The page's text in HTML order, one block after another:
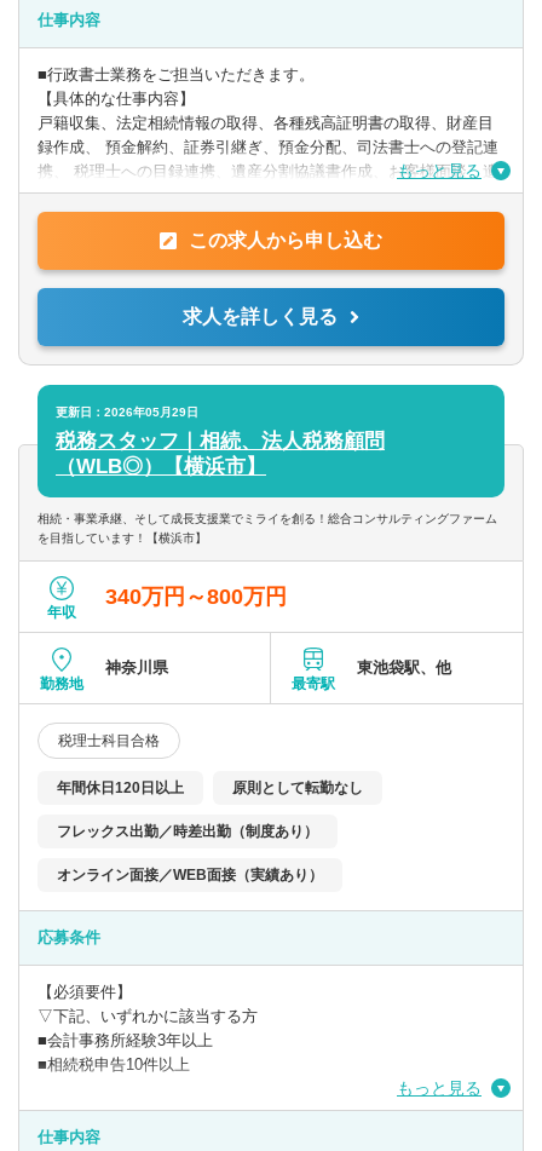
仕事内容
■行政書士業務をご担当いただきます。
【具体的な仕事内容】
戸籍収集、法定相続情報の取得、各種残高証明書の取得、財産目
録作成、 預金解約、証券引継ぎ、預金分配、司法書士への登記連
携、 税理士への目録連携、遺産分割協議書作成、お客様面談、遺
言作成、 遺言執行、遺産整理業務、（車両の名義変更）
変更の範囲：当社業務全般
もっと見る
この求人から申し込む
求人を詳しく見る
更新日：2026年05月29日
税務スタッフ｜相続、法人税務顧問
（WLB◎）【横浜市】
相続・事業承継、そして成長支援業でミライを創る！総合コンサルティングファーム
を目指しています！【横浜市】
年収
340万円～800万円
勤務地
神奈川県
最寄駅
東池袋駅、他
税理士科目合格
年間休日120日以上 原則として転勤なし
フレックス出勤／時差出勤（制度あり）
オンライン面接／WEB面接（実績あり）
応募条件
【必須要件】
▽下記、いずれかに該当する方
■会計事務所経験3年以上
■相続税申告10件以上
【歓迎要件】
■相続など資産税実務経験者の方
もっと見る
仕事内容